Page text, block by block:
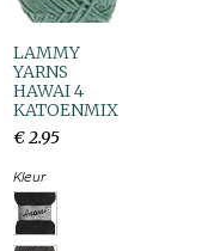
LAMMY
YARNS
HAWAI 4
KATOENMIX
€ 2.95
Kleur